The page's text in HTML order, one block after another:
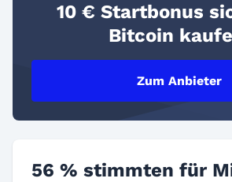
10 € Startbonus
Bitcoin
Zum Anbieter
56 % stimmten für